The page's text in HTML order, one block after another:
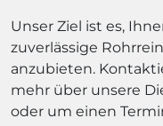
Unser Ziel ist es,
zuverlässige
anzubieten.
mehr über unsere
oder um einen